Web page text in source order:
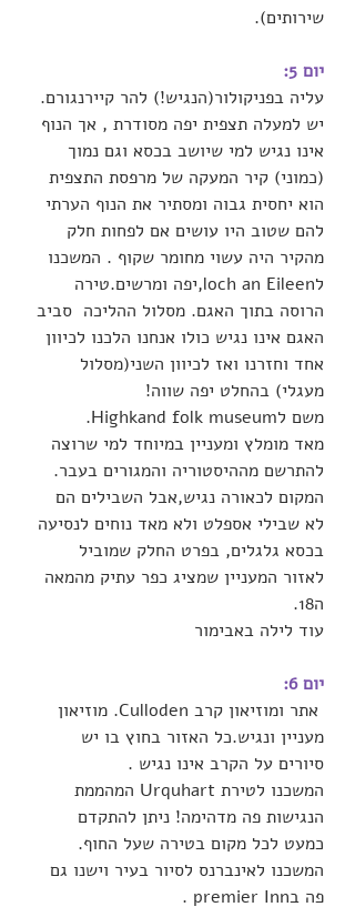
שירותים).
יום 5:
עליה בפניקולור(הנגיש!) להר קיירנגורם.
יש למעלה תצפית יפה מסודרת , אך הנוף
אינו נגיש למי שיושב בכסא וגם נמוך
(כמוני) קיר המעקה של מרפסת התצפית
הוא יחסית גבוה ומסתיר את הנוף הערתי
להם שטוב היו עושים אם לפחות חלק
מהקיר היה עשוי מחומר שקוף . המשכנו
לloch an Eileen,יפה ומרשים.טירה
הרוסה בתוך האגם. מסלול ההליכה  סביב
האגם אינו נגיש כולו אנחנו הלכנו לכיוון
אחד וחזרנו ואז לכיוון השני(מסלול
מעגלי) בהחלט יפה שווה!
משם לHighkand folk museum.
מאד מומלץ ומעניין במיוחד למי שרוצה
להתרשם מההיסטוריה והמגורים בעבר.
המקום לכאורה נגיש,אבל השבילים הם
לא שבילי אספלט ולא מאד נוחים לנסיעה
בכסא גלגלים, בפרט החלק שמוביל
לאזור המעניין שמציג כפר עתיק מהמאה
ה18.
עוד לילה באבימור
יום 6:
אתר ומוזיאון קרב Culloden. מוזיאון
מעניין ונגיש.כל האזור בחוץ בו יש
סיורים על הקרב אינו נגיש .
המשכנו לטירת Urquhart המהממת
הנגישות פה מדהימה! ניתן להתקדם
כמעט לכל מקום בטירה שעל החוף.
המשכנו לאינברנס לסיור בעיר וישנו גם
פה בpremier Inn .